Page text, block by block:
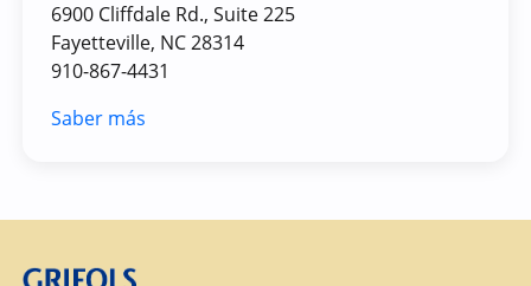
6900 Cliffdale Rd., Suite 225
Fayetteville, NC 28314
910-867-4431
Saber más